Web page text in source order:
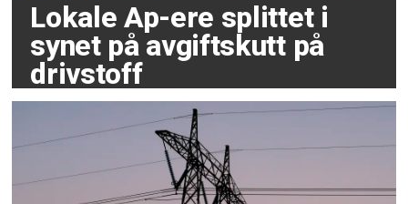
Lokale Ap-ere splittet i
synet på avgiftskutt på
drivstoff